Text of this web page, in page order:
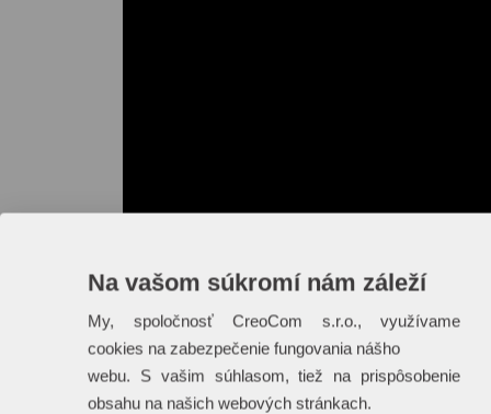
Na vašom súkromí nám záleží
My, spoločnosť CreoCom s.r.o., využívame
cookies na zabezpečenie fungovania nášho
webu. S vašim súhlasom, tiež na prispôsobenie
obsahu na našich webových stránkach.